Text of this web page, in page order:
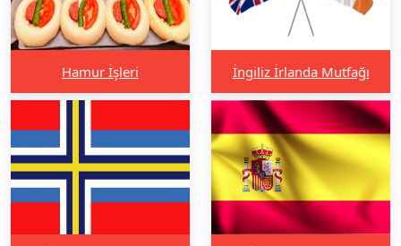
Hamur İşleri İngiliz İrlanda Mutfağı